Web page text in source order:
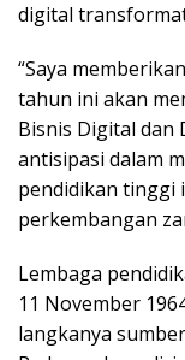
digital
“Saya
tahun ini akan
Bisnis Digital dan
antisipasi dalam
pendidikan tinggi
perkembangan
Lembaga
11 November
langkanya